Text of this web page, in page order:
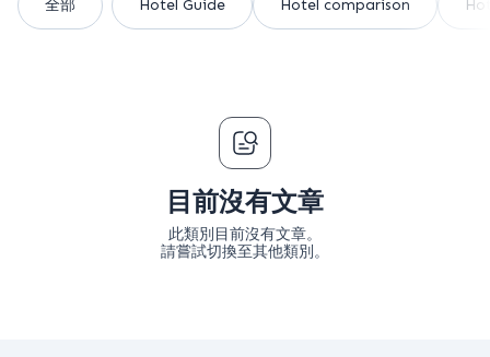
全部 Hotel Guide Hotel comparison
目前沒有文章
此類別目前沒有文章。
請嘗試切換至其他類別。